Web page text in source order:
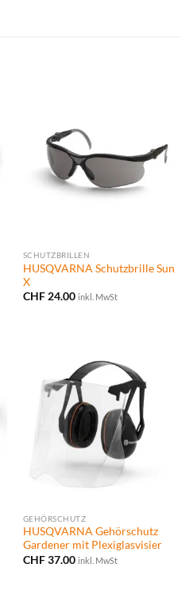
SCHUTZBRILLEN
HUSQVARNA Schutzbrille Sun
X
CHF24.00 inkl. MwSt
GEHÖRSCHUTZ
HUSQVARNA Gehörschutz
Gardener mit Plexiglasvisier
CHF37.00 inkl. MwSt